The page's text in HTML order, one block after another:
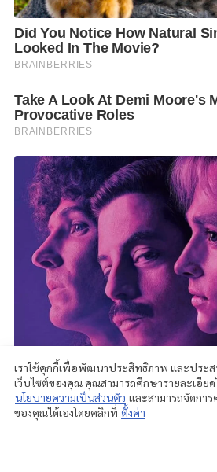
เราใช้คุกกี้เพื่อพัฒนาประสิทธิภาพ และประ
เว็บไซต์ของคุณ คุณสามารถศึกษารายละเอีย
นโยบายความเป็นส่วนตัว และสามารถจัดการ
ของคุณได้เองโดยคลิกที่ ตั้งค่า